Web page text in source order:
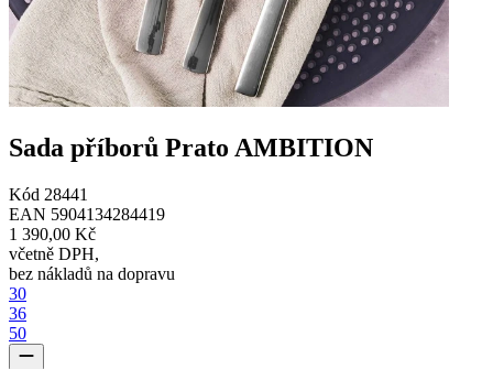
Sada příborů Prato AMBITION
Kód 28441
EAN 5904134284419
1 390,00 Kč
včetně DPH,
bez nákladů na dopravu
30
36
50